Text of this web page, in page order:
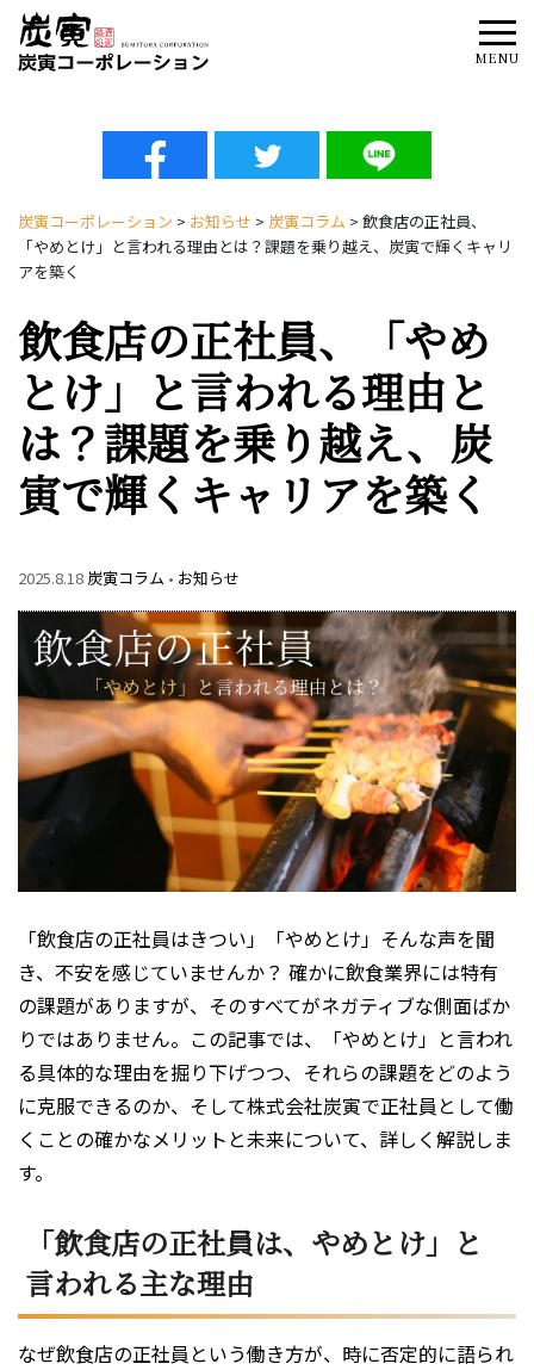
MENU
炭寅コーポレーション > お知らせ > 炭寅コラム > 飲食店の正社員、
「やめとけ」と言われる理由とは？課題を乗り越え、炭寅で輝くキャリ
アを築く
飲食店の正社員、「やめ
とけ」と言われる理由と
は？課題を乗り越え、炭
寅で輝くキャリアを築く
2025.8.18 炭寅コラム • お知らせ
「飲食店の正社員はきつい」「やめとけ」――そんな声を聞
き、不安を感じていませんか？ 確かに飲食業界には特有
の課題がありますが、そのすべてがネガティブな側面ばか
りではありません。この記事では、「やめとけ」と言われ
る具体的な理由を掘り下げつつ、それらの課題をどのよう
に克服できるのか、そして株式会社炭寅で正社員として働
くことの確かなメリットと未来について、詳しく解説しま
す。
「飲食店の正社員は、やめとけ」と
言われる主な理由
なぜ飲食店の正社員という働き方が、時に否定的に語られ